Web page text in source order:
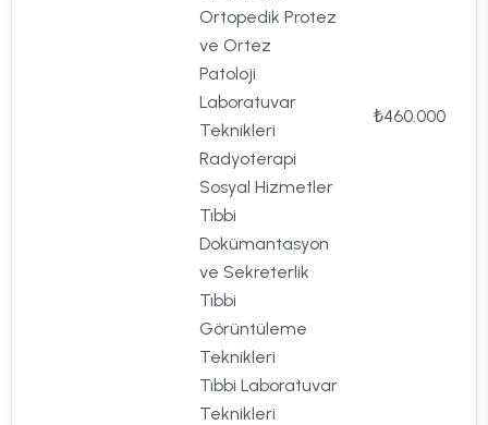
Ortopedik Protez
ve Ortez
Patoloji
Laboratuvar
Teknikleri
Radyoterapi
Sosyal Hizmetler
Tıbbi
Dokümantasyon
ve Sekreterlik
Tıbbi
Görüntüleme
Teknikleri
Tıbbi Laboratuvar
Teknikleri
₺460.000